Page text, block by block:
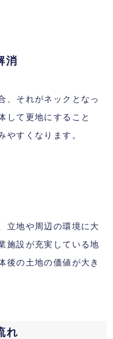
消
、それがネックとなっ
して更地にすること
やすくなります。
立地や周辺の環境に大
施設が充実している地
後の土地の価値が大き
れ